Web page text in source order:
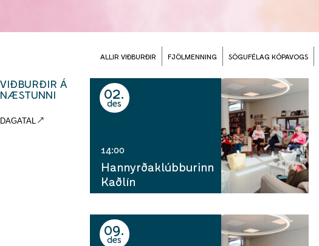
VIÐBURÐIR Á
NÆSTUNNI
DAGATAL
ALLIR VIÐBURÐIR FJÖLMENNING SÖGUFÉLAG KÓPAVOGS
02
des
14:00
Hannyrðaklúbburinn
Kaðlín
09
des